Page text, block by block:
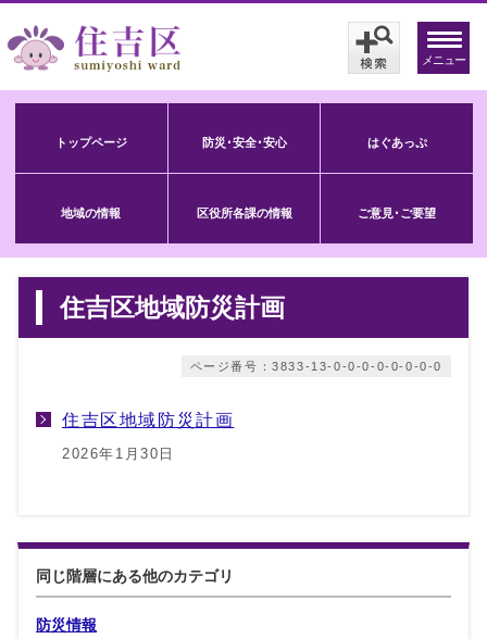
メニュー
トップページ 防災･安全･安心 はぐあっぷ
地域の情報 区役所各課の情報 ご意見･ご要望
住吉区地域防災計画
ページ番号：3833-13-0-0-0-0-0-0-0-0
住吉区地域防災計画
2026年1月30日
同じ階層にある他のカテゴリ
防災情報